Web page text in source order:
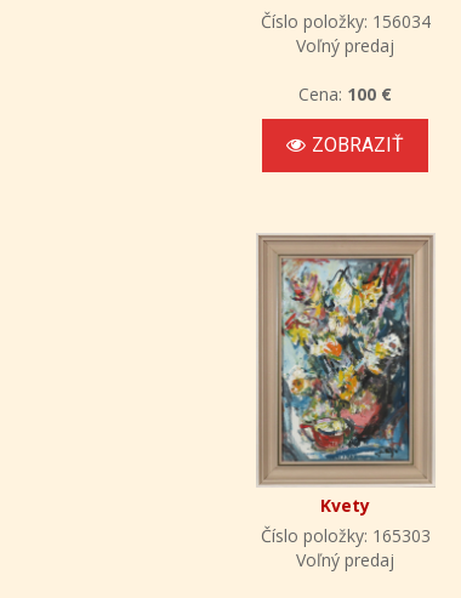
Číslo položky: 156034
Voľný predaj
Cena: 100 €
ZOBRAZIŤ
Kvety
Číslo položky: 165303
Voľný predaj